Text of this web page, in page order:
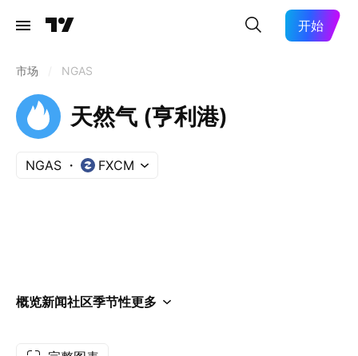
开始
市场 NGAS
天然气 (亨利港)
NGAS FXCM
概览新闻社区季节性更多